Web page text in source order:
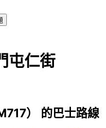
屯仁街
） 的巴士路線